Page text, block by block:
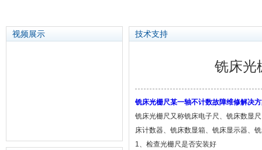
视频展示 技术支持
铣床光
铣床光栅尺某一轴不计数故障维修解决
铣床光栅尺又称铣床电子尺、铣床数显
床计数器、铣床数显箱、铣床显示器、
1、检查光栅尺是否安装好